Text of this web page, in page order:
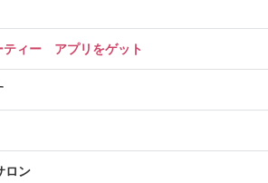
ティー アプリをゲット
ロン